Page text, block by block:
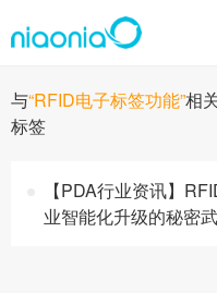
与“RFID电子标签功能”相
标签
【PDA行业资讯】
业智能化升级的秘密